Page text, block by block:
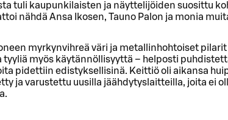
tuli kaupunkilaisten ja näyttelijöiden suosittu
nähdä Ansa Ikosen, Tauno Palon ja monia
myrkynvihreä väri ja metallinhohtoiset
tyyliä myös käytännöllisyyttä – helposti
pidettiin edistyksellisinä. Keittiö oli aikansa
ja varustettu uusilla jäähdytyslaitteilla, joita ei